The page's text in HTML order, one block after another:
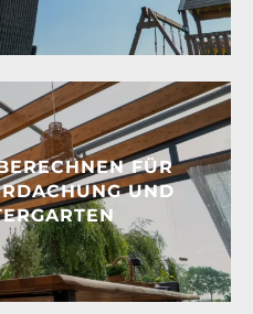
FÜR
UND